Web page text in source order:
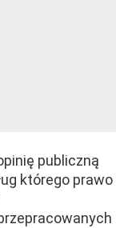
publiczną
którego prawo